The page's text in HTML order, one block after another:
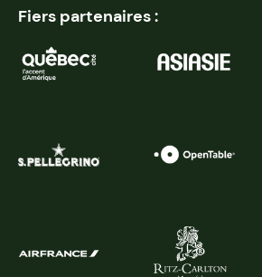
Fiers partenaires :